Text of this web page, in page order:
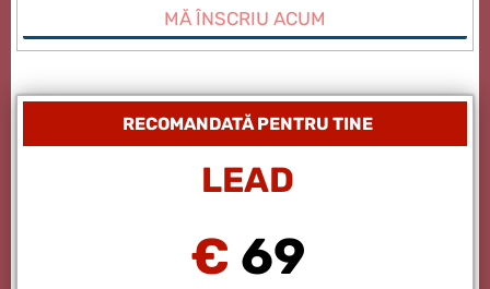
MĂ ÎNSCRIU ACUM
RECOMANDATĂ PENTRU TINE
LEAD
€ 69